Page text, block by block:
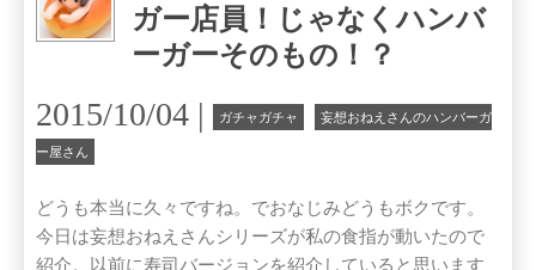
ガー店員！じゃなくハンバ
ーガーそのもの！？
2015/10/04 | ガチャガチャ 妄想おねえさんのハンバーガ
ー屋さん
どうも本当に久々ですね。でおなじみどうもボクです。
今日は妄想おねえさんシリーズが私の食指が動いたので
紹介。以前に寿司バージョンを紹介していると思います